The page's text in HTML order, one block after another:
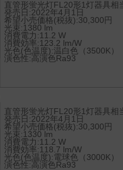
直管形蛍光灯FL20形1灯器具相
発売日:2022年4月1日
希望小売価格(税抜):30,300円
光束:1380 lm
消費電力:11.2 W
消費効率:123.2 lm/W
光色(色温度):温白色（3500K）
演色性:高演色Ra93
直管形蛍光灯FL20形1灯器具相
発売日:2022年4月1日
希望小売価格(税抜):30,300円
光束:1330 lm
消費電力:11.2 W
消費効率:118.7 lm/W
光色(色温度):電球色（3000K）
演色性:高演色Ra93